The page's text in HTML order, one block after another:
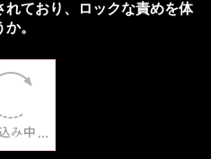
ており、ロックな責めを体
。